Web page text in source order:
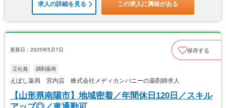
求人の詳細を見る この求人に興味がある
更新日：2025年5月7日 保存する
正社員 調剤薬局
えぼし薬局 宮内店 株式会社メディカンパニーの薬剤師求人
【山形県南陽市】地域密着／年間休日120日／スキル